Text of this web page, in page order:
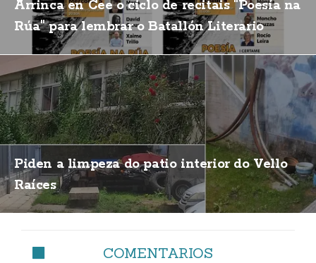
Arrinca en Cee o ciclo de recitais "Poesía na
Rúa" para lembrar o Batallón Literario
Piden a limpeza do patio interior do Vello
Raíces
COMENTARIOS